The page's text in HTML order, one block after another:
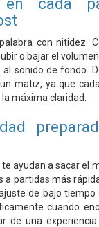
con nitidez.
o bajar el
sonido de fondo.
matiz, ya que
máxima claridad.
te ayudan a sacar el
a partidas más
de bajo tiempo
cuando
de una